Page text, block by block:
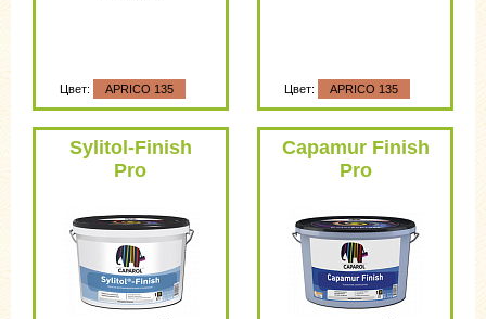
Цвет: APRICO 135 Цвет: APRICO 135
Sylitol-Finish
Pro
Capamur Finish
Pro